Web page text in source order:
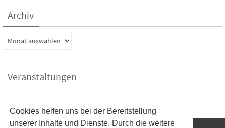
Cookies helfen uns bei der Bereitstellung
unserer Inhalte und Dienste. Durch die weitere
Archiv
Archiv
Veranstaltungen